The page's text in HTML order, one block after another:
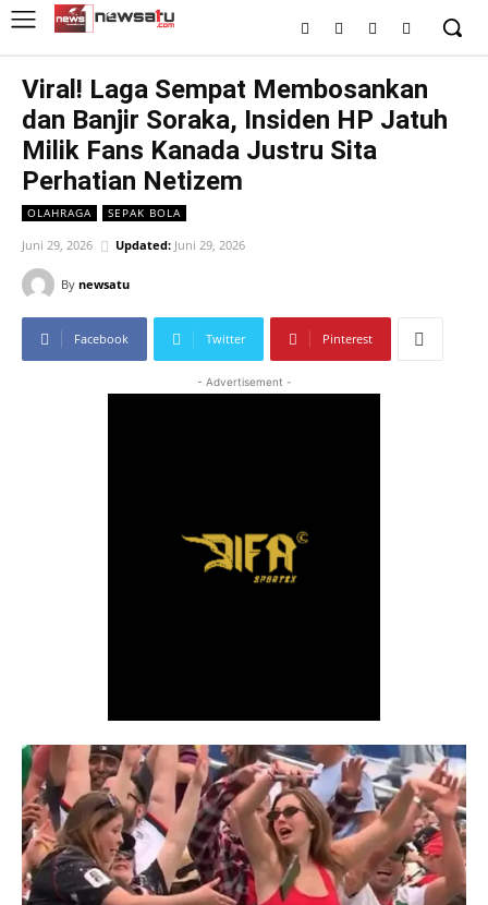
Viral! Laga Sempat Membosankan
dan Banjir Soraka, Insiden HP Jatuh
Milik Fans Kanada Justru Sita
Perhatian Netizem
OLAHRAGA SEPAK BOLA
Juni 29, 2026 Updated: Juni 29, 2026
By newsatu
Facebook Twitter Pinterest
- Advertisement -